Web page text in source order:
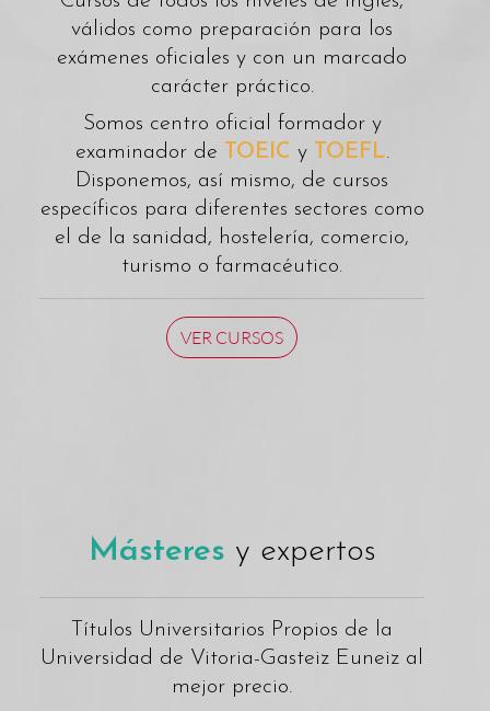
válidos como preparación para los
exámenes oficiales y con un marcado
carácter práctico.
Somos centro oficial formador y
examinador de
TOEIC y TOEFL.
Disponemos, así mismo, de cursos
específicos para diferentes sectores como
el de la sanidad, hostelería, comercio,
turismo o farmacéutico.
VER CURSOS
Másteres y expertos
Títulos Universitarios Propios de la
Universidad de Vitoria-Gasteiz Euneiz al
mejor precio.